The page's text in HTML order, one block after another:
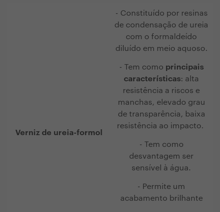
Verniz de ureia-formol
- Constituído por resinas
de condensação de ureia
com o formaldeído
diluído em meio aquoso.
- Tem como principais
características: alta
resistência a riscos e
manchas, elevado grau
de transparência, baixa
resistência ao impacto.
- Tem como
desvantagem ser
sensível à água.
- Permite um
acabamento brilhante